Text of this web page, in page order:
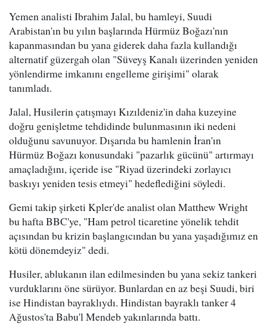
Yemen analisti Ibrahim Jalal, bu hamleyi, Suudi
Arabistan'ın bu yılın başlarında Hürmüz Boğazı'nın
kapanmasından bu yana giderek daha fazla kullandığı
alternatif güzergah olan "Süveyş Kanalı üzerinden yeniden
yönlendirme imkanını engelleme girişimi" olarak
tanımladı.
Jalal, Husilerin çatışmayı Kızıldeniz'in daha kuzeyine
doğru genişletme tehdidinde bulunmasının iki nedeni
olduğunu savunuyor. Dışarıda bu hamlenin İran'ın
Hürmüz Boğazı konusundaki "pazarlık gücünü" artırmayı
amaçladığını, içeride ise "Riyad üzerindeki zorlayıcı
baskıyı yeniden tesis etmeyi" hedeflediğini söyledi.
Gemi takip şirketi Kpler'de analist olan Matthew Wright
bu hafta BBC'ye, "Ham petrol ticaretine yönelik tehdit
açısından bu krizin başlangıcından bu yana yaşadığımız en
kötü dönemdeyiz" dedi.
Husiler, ablukanın ilan edilmesinden bu yana sekiz tankeri
vurduklarını öne sürüyor. Bunlardan en az beşi Suudi, biri
ise Hindistan bayraklıydı. Hindistan bayraklı tanker 4
Ağustos'ta Babu'l Mendeb yakınlarında battı.